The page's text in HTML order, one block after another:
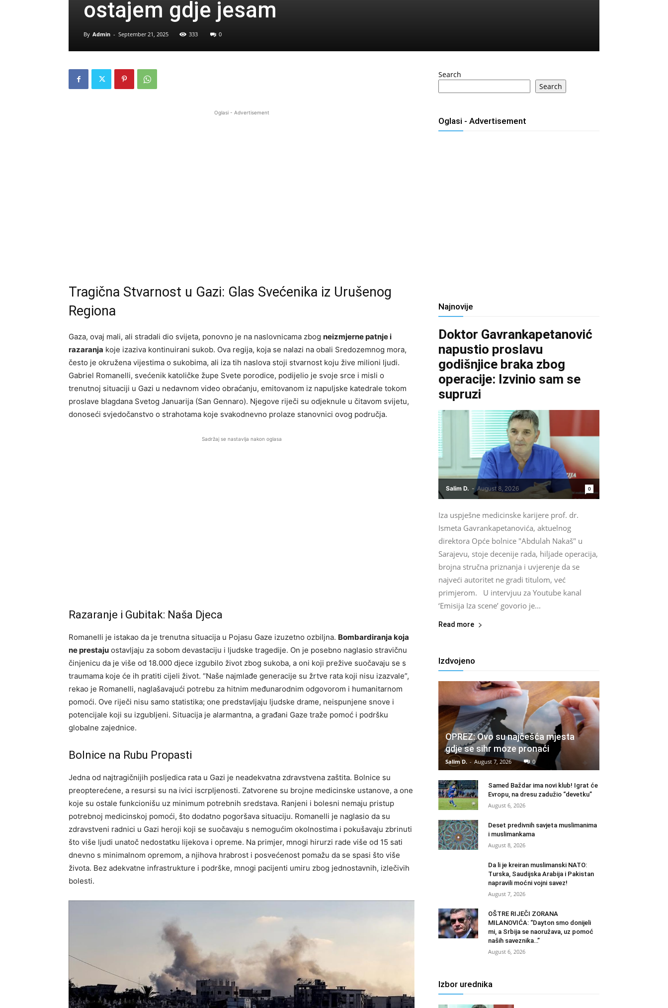
ostajem gdje jesam
By Admin - September 21, 2025 333 0
Oglasi - Advertisement
Tragična Stvarnost u Gazi: Glas Svećenika iz Urušenog
Regiona
Gaza, ovaj mali, ali stradali dio svijeta, ponovno je na naslovnicama zbog neizmjerne patnje i
razaranja koje izaziva kontinuirani sukob. Ova regija, koja se nalazi na obali Sredozemnog mora,
često je okružena vijestima o sukobima, ali iza tih naslova stoji stvarnost koju žive milioni ljudi.
Gabriel Romanelli, svećenik katoličke župe Svete porodice, podijelio je svoje srce i misli o
trenutnoj situaciji u Gazi u nedavnom video obraćanju, emitovanom iz napuljske katedrale tokom
proslave blagdana Svetog Januarija (San Gennaro). Njegove riječi su odjeknule u čitavom svijetu,
donoseći svjedočanstvo o strahotama koje svakodnevno prolaze stanovnici ovog područja.
Sadržaj se nastavlja nakon oglasa
Razaranje i Gubitak: Naša Djeca
Romanelli je istakao da je trenutna situacija u Pojasu Gaze izuzetno ozbiljna. Bombardiranja koja
ne prestaju ostavljaju za sobom devastaciju i ljudske tragedije. On je posebno naglasio stravičnu
činjenicu da je više od 18.000 djece izgubilo život zbog sukoba, a oni koji prežive suočavaju se s
traumama koje će ih pratiti cijeli život. “Naše najmlađe generacije su žrtve rata koji nisu izazvale”,
rekao je Romanelli, naglašavajući potrebu za hitnim međunarodnim odgovorom i humanitarnom
pomoći. Ove riječi nisu samo statistika; one predstavljaju ljudske drame, neispunjene snove i
potencijale koji su izgubljeni. Situacija je alarmantna, a građani Gaze traže pomoć i podršku
globalne zajednice.
Bolnice na Rubu Propasti
Jedna od najtragičnijih posljedica rata u Gazi je neadekvatna zdravstvena zaštita. Bolnice su
preopterećene, a resursi su na ivici iscrpljenosti. Zatvorene su brojne medicinske ustanove, a one
koje su ostale funkcionišu uz minimum potrebnih sredstava. Ranjeni i bolesni nemaju pristup
potrebnoj medicinskoj pomoći, što dodatno pogoršava situaciju. Romanelli je naglasio da su
zdravstveni radnici u Gazi heroji koji se suočavaju s nemogućim okolnostima i pokušavaju zbrinuti
što više ljudi unatoč nedostatku lijekova i opreme. Na primjer, mnogi hirurzi rade više od 15 sati
dnevno s minimalnom opremom, a njihova hrabrost i posvećenost pomažu da se spasi što više
života. Bez adekvatne infrastrukture i podrške, mnogi pacijenti umiru zbog jednostavnih, izlečivih
bolesti.
Search
Search
Oglasi - Advertisement
Najnovije
Doktor Gavrankapetanović
napustio proslavu
godišnjice braka zbog
operacije: Izvinio sam se
supruzi
Salim D. - August 8, 2026 0
Iza uspješne medicinske karijere prof. dr.
Ismeta Gavrankapetanovića, aktuelnog
direktora Opće bolnice "Abdulah Nakaš" u
Sarajevu, stoje decenije rada, hiljade operacija,
brojna stručna priznanja i uvjerenje da se
najveći autoritet ne gradi titulom, već
primjerom. U intervjuu za Youtube kanal
‘Emisija Iza scene’ govorio je...
Read more
Izdvojeno
OPREZ: Ovo su najčešća mjesta
gdje se sihr moze pronaći
Salim D. - August 7, 2026 0
Samed Baždar ima novi klub! Igrat će
Evropu, na dresu zadužio “devetku”
August 6, 2026
Deset predivnih savjeta muslimanima
i muslimankama
August 8, 2026
Da li je kreiran muslimanski NATO:
Turska, Saudijska Arabija i Pakistan
napravili moćni vojni savez!
August 7, 2026
OŠTRE RIJEČI ZORANA
MILANOVIĆA: “Dayton smo donijeli
mi, a Srbija se naoružava, uz pomoć
naših saveznika…”
August 6, 2026
Izbor urednika